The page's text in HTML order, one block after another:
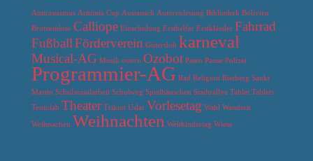
Antirassismus Arminia Cup Austausch Autorenlesung Bibliothek Bolivien
Brotzeitdose Calliope Einschulung Ersthelfer Erstklässler Fahrrad
FußballFörderverein Gütersloh karneval
Musical-AG Musik ostern Ozobot Paten Pause Polizei
Programmier-AG Rad Religion Rietberg Sankt
Martin Schulsozialarbeit Schulweg Spielhäuschen Stadtrallye Tablet Tablets
Teutolab Theater Triktot Uslar Vorlesetag Wahl Wandern
Weihnachen Weihnachten Weltkindertag Wiese